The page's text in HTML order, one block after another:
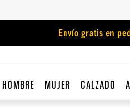
Envío gratis en
HOMBRE MUJER CALZADO